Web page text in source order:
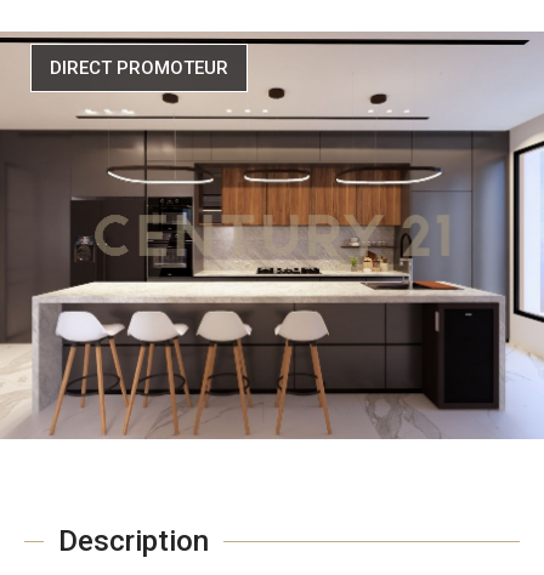
DIRECT PROMOTEUR
Description